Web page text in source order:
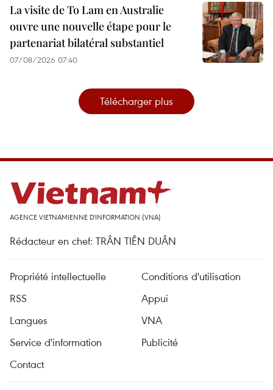
La visite de To Lam en Australie
ouvre une nouvelle étape pour le
partenariat bilatéral substantiel
07/08/2026 07:40
Télécharger plus
AGENCE VIETNAMIENNE D'INFORMATION (VNA)
Rédacteur en chef: TRÂN TIÊN DUÂN
Propriété intellectuelle
Conditions d'utilisation
RSS
Appui
Langues
VNA
Service d'information
Publicité
Contact